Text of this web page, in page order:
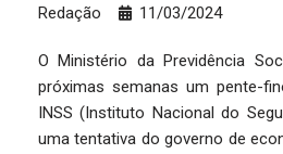
Redação 11/03/2024
O Ministério da Previdência
próximas semanas um pente-
INSS (Instituto Nacional do
uma tentativa do governo de